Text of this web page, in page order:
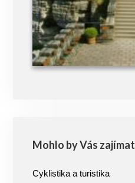
Mohlo by Vás zajímat
Cyklistika a turistika